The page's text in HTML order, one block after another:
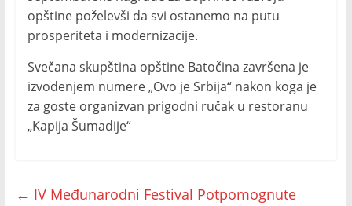
opštine poželevši da svi ostanemo na putu
prosperiteta i modernizacije.
Svečana skupština opštine Batočina završena je
izvođenjem numere „Ovo je Srbija“ nakon koga je
za goste organizvan prigodni ručak u restoranu
„Kapija Šumadije“
← IV Međunarodni Festival Potpomognute